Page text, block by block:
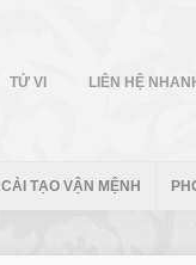
TỬ VI LIÊN HỆ
CẢI TẠO VẬN MỆNH